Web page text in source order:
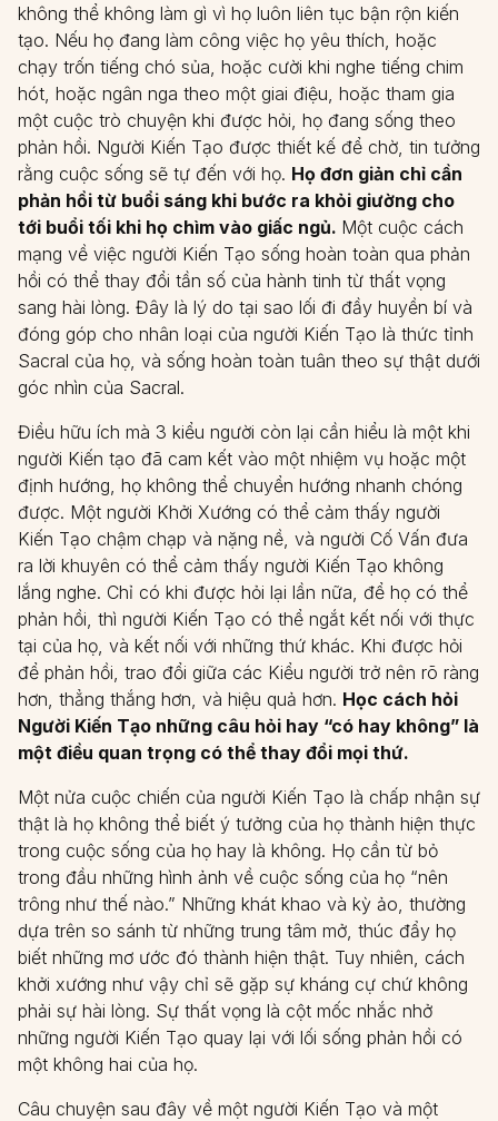
không thể không làm gì vì họ luôn liên tục bận rộn kiến
tạo. Nếu họ đang làm công việc họ yêu thích, hoặc
chạy trốn tiếng chó sủa, hoặc cười khi nghe tiếng chim
hót, hoặc ngân nga theo một giai điệu, hoặc tham gia
một cuộc trò chuyện khi được hỏi, họ đang sống theo
phản hồi. Người Kiến Tạo được thiết kế để chờ, tin tưởng
rằng cuộc sống sẽ tự đến với họ. Họ đơn giản chỉ cần
phản hồi từ buổi sáng khi bước ra khỏi giường cho
tới buổi tối khi họ chìm vào giấc ngủ. Một cuộc cách
mạng về việc người Kiến Tạo sống hoàn toàn qua phản
hồi có thể thay đổi tần số của hành tinh từ thất vọng
sang hài lòng. Đây là lý do tại sao lối đi đầy huyền bí và
đóng góp cho nhân loại của người Kiến Tạo là thức tỉnh
Sacral của họ, và sống hoàn toàn tuân theo sự thật dưới
góc nhìn của Sacral.
Điều hữu ích mà 3 kiểu người còn lại cần hiểu là một khi
người Kiến tạo đã cam kết vào một nhiệm vụ hoặc một
định hướng, họ không thể chuyển hướng nhanh chóng
được. Một người Khởi Xướng có thể cảm thấy người
Kiến Tạo chậm chạp và nặng nề, và người Cố Vấn đưa
ra lời khuyên có thể cảm thấy người Kiến Tạo không
lắng nghe. Chỉ có khi được hỏi lại lần nữa, để họ có thể
phản hồi, thì người Kiến Tạo có thể ngắt kết nối với thực
tại của họ, và kết nối với những thứ khác. Khi được hỏi
để phản hồi, trao đổi giữa các Kiểu người trở nên rõ ràng
hơn, thẳng thắng hơn, và hiệu quả hơn. Học cách hỏi
Người Kiến Tạo những câu hỏi hay “có hay không” là
một điều quan trọng có thể thay đổi mọi thứ.
Một nửa cuộc chiến của người Kiến Tạo là chấp nhận sự
thật là họ không thể biết ý tưởng của họ thành hiện thực
trong cuộc sống của họ hay là không. Họ cần từ bỏ
trong đầu những hình ảnh về cuộc sống của họ “nên
trông như thế nào.” Những khát khao và kỳ ảo, thường
dựa trên so sánh từ những trung tâm mở, thúc đẩy họ
biết những mơ ước đó thành hiện thật. Tuy nhiên, cách
khởi xướng như vậy chỉ sẽ gặp sự kháng cự chứ không
phải sự hài lòng. Sự thất vọng là cột mốc nhắc nhở
những người Kiến Tạo quay lại với lối sống phản hồi có
một không hai của họ.
Câu chuyện sau đây về một người Kiến Tạo và một